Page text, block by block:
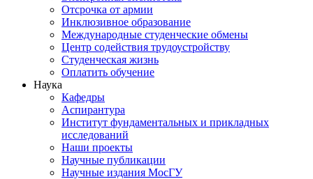
Отсрочка от армии
Инклюзивное образование
Международные студенческие обмены
Центр содействия трудоустройству
Студенческая жизнь
Оплатить обучение
Наука
Кафедры
Аспирантура
Институт фундаментальных и прикладных
исследований
Наши проекты
Научные публикации
Научные издания МосГУ